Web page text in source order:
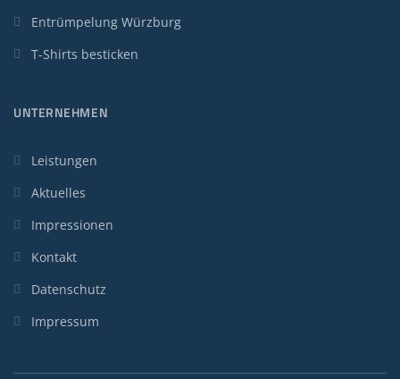
Entrümpelung Würzburg
T-Shirts besticken
UNTERNEHMEN
Leistungen
Aktuelles
Impressionen
Kontakt
Datenschutz
Impressum